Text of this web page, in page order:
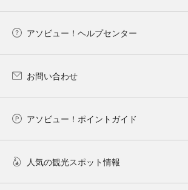
アソビュー！ヘルプセンター
お問い合わせ
アソビュー！ポイントガイド
人気の観光スポット情報